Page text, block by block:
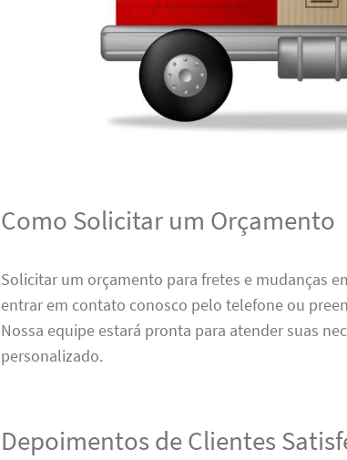
Como Solicitar um Orçamento
Solicitar um orçamento para fretes e mudanças
entrar em contato conosco pelo telefone ou
Nossa equipe estará pronta para atender suas
personalizado.
Depoimentos de Clientes